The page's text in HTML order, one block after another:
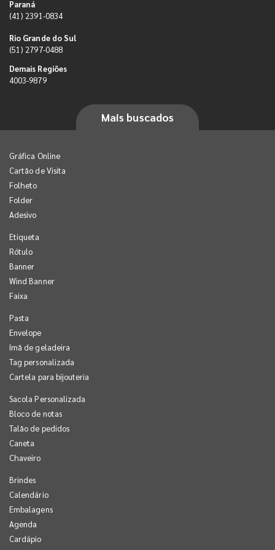
Paraná
(41) 2391-0834
Rio Grande do Sul
(51) 2797-0488
Demais Regiões
4003-9879
Mais buscados
Gráfica Online
Cartão de Visita
Folheto
Folder
Adesivo
Etiqueta
Rótulo
Banner
Wind Banner
Faixa
Pasta
Envelope
Imã de geladeira
Tag personalizada
Cartela para bijouteria
Sacola Personalizada
Bloco de notas
Talão de pedidos
Caneta
Chaveiro
Brindes
Calendário
Embalagens
Agenda
Cardápio